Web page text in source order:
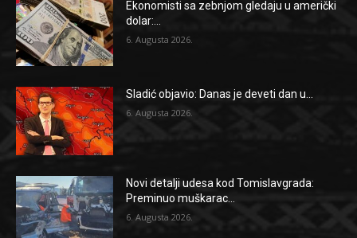
Ekonomisti sa zebnjom gledaju u američki
dolar:...
6. Augusta 2026.
Sladić objavio: Danas je deveti dan u...
6. Augusta 2026.
Novi detalji udesa kod Tomislavgrada:
Preminuo muškarac...
6. Augusta 2026.